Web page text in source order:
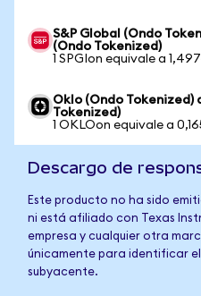
S&P Global (Ondo
(Ondo Tokenized)
1 SPGIon equivale a
Oklo (Ondo Tokenized)
Tokenized)
1 OKLOon equivale a
Descargo de
Este producto no ha sido
ni está afiliado con Texas
empresa y cualquier otra
únicamente para identificar
subyacente.